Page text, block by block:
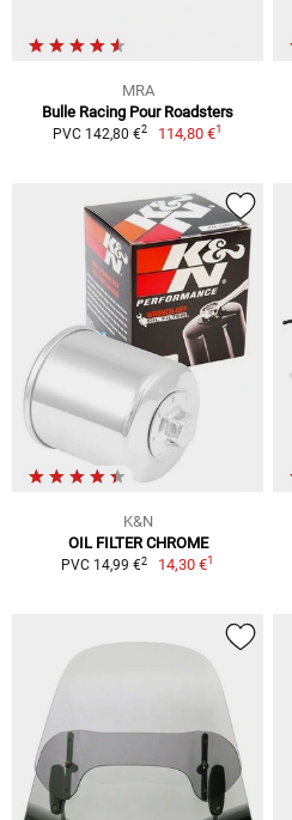
MRA
Bulle Racing Pour Roadsters
PVC 142,80 €2 114,80 €1
K&N
OIL FILTER CHROME
PVC 14,99 €2 14,30 €1